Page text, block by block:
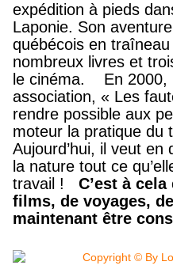
expédition à pieds
Laponie. Son
québécois en traîneau
nombreux livres et
le cinéma.
En 2000,
association, « Les
rendre possible aux
moteur la pratique du
Aujourd’hui, il veut
la nature tout ce
travail !
C’est à
films, de voyages,
maintenant être